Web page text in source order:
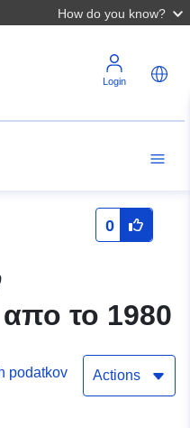
How do you know?
Login
0
το 1980
podatkov
Actions